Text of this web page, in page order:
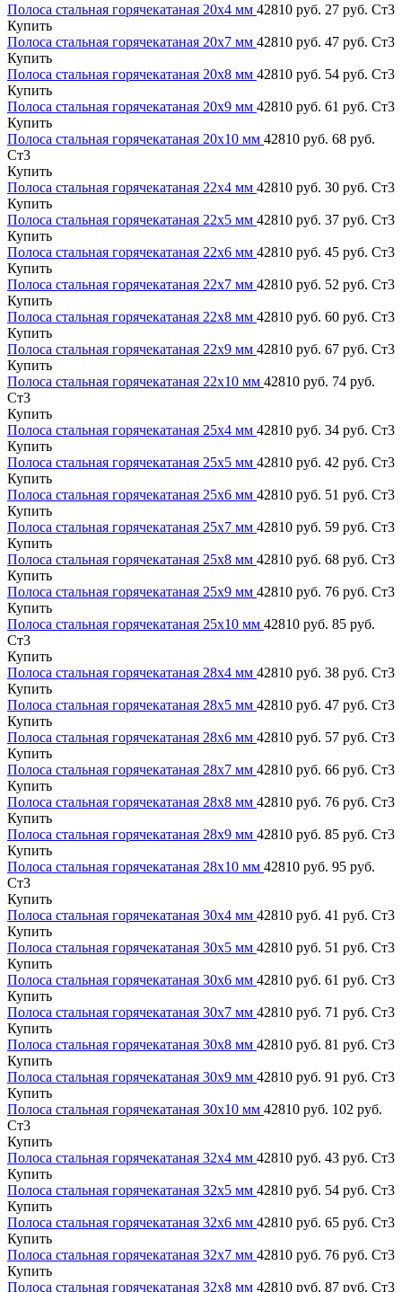
Полоса стальная горячекатаная 20х4 мм 42810 руб. 27 руб. Ст3
Купить
Полоса стальная горячекатаная 20х7 мм 42810 руб. 47 руб. Ст3
Купить
Полоса стальная горячекатаная 20х8 мм 42810 руб. 54 руб. Ст3
Купить
Полоса стальная горячекатаная 20х9 мм 42810 руб. 61 руб. Ст3
Купить
Полоса стальная горячекатаная 20х10 мм 42810 руб. 68 руб.
Ст3
Купить
Полоса стальная горячекатаная 22х4 мм 42810 руб. 30 руб. Ст3
Купить
Полоса стальная горячекатаная 22х5 мм 42810 руб. 37 руб. Ст3
Купить
Полоса стальная горячекатаная 22х6 мм 42810 руб. 45 руб. Ст3
Купить
Полоса стальная горячекатаная 22х7 мм 42810 руб. 52 руб. Ст3
Купить
Полоса стальная горячекатаная 22х8 мм 42810 руб. 60 руб. Ст3
Купить
Полоса стальная горячекатаная 22х9 мм 42810 руб. 67 руб. Ст3
Купить
Полоса стальная горячекатаная 22х10 мм 42810 руб. 74 руб.
Ст3
Купить
Полоса стальная горячекатаная 25х4 мм 42810 руб. 34 руб. Ст3
Купить
Полоса стальная горячекатаная 25х5 мм 42810 руб. 42 руб. Ст3
Купить
Полоса стальная горячекатаная 25х6 мм 42810 руб. 51 руб. Ст3
Купить
Полоса стальная горячекатаная 25х7 мм 42810 руб. 59 руб. Ст3
Купить
Полоса стальная горячекатаная 25х8 мм 42810 руб. 68 руб. Ст3
Купить
Полоса стальная горячекатаная 25х9 мм 42810 руб. 76 руб. Ст3
Купить
Полоса стальная горячекатаная 25х10 мм 42810 руб. 85 руб.
Ст3
Купить
Полоса стальная горячекатаная 28х4 мм 42810 руб. 38 руб. Ст3
Купить
Полоса стальная горячекатаная 28х5 мм 42810 руб. 47 руб. Ст3
Купить
Полоса стальная горячекатаная 28х6 мм 42810 руб. 57 руб. Ст3
Купить
Полоса стальная горячекатаная 28х7 мм 42810 руб. 66 руб. Ст3
Купить
Полоса стальная горячекатаная 28х8 мм 42810 руб. 76 руб. Ст3
Купить
Полоса стальная горячекатаная 28х9 мм 42810 руб. 85 руб. Ст3
Купить
Полоса стальная горячекатаная 28х10 мм 42810 руб. 95 руб.
Ст3
Купить
Полоса стальная горячекатаная 30х4 мм 42810 руб. 41 руб. Ст3
Купить
Полоса стальная горячекатаная 30х5 мм 42810 руб. 51 руб. Ст3
Купить
Полоса стальная горячекатаная 30х6 мм 42810 руб. 61 руб. Ст3
Купить
Полоса стальная горячекатаная 30х7 мм 42810 руб. 71 руб. Ст3
Купить
Полоса стальная горячекатаная 30х8 мм 42810 руб. 81 руб. Ст3
Купить
Полоса стальная горячекатаная 30х9 мм 42810 руб. 91 руб. Ст3
Купить
Полоса стальная горячекатаная 30х10 мм 42810 руб. 102 руб.
Ст3
Купить
Полоса стальная горячекатаная 32х4 мм 42810 руб. 43 руб. Ст3
Купить
Полоса стальная горячекатаная 32х5 мм 42810 руб. 54 руб. Ст3
Купить
Полоса стальная горячекатаная 32х6 мм 42810 руб. 65 руб. Ст3
Купить
Полоса стальная горячекатаная 32х7 мм 42810 руб. 76 руб. Ст3
Купить
Полоса стальная горячекатаная 32х8 мм 42810 руб. 87 руб. Ст3